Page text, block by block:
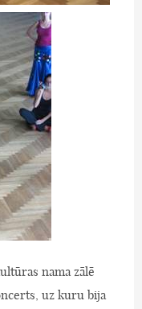
nama zālē
uz kuru bija